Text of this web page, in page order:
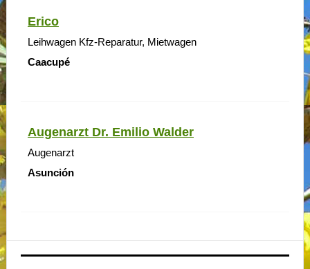
Erico
Leihwagen Kfz-Reparatur, Mietwagen
Caacupé
Augenarzt Dr. Emilio Walder
Augenarzt
Asunción